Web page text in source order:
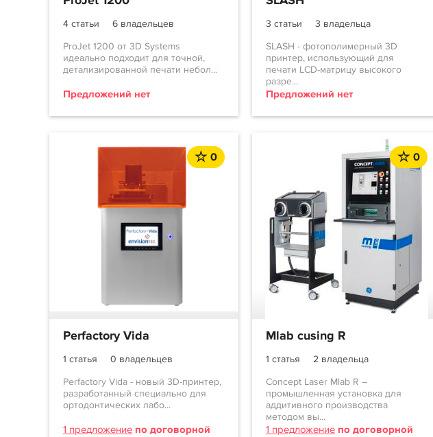
4 статьи
6 владельцев
ProJet 1200 от 3D Systems
идеально подходит для точной,
детализированной печати небол...
Предложений нет
3 статьи
3 владельца
SLASH - фотополимерный 3D
принтер, использующий для
печати LCD-матрицу высокого
разре...
Предложений нет
0
Perfactory Vida
1 статья
0 владельцев
Perfactory Vida - новый 3D-принтер,
разработанный специально для
ортодонтических лабо...
1 предложение по договорной
0
Mlab cusing R
1 статья
2 владельца
Concept Laser Mlab R –
промышленная установка для
аддитивного производства
методом вы...
1 предложение по договорной